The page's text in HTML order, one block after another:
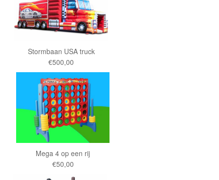
Stormbaan USA truck
€500,00
Mega 4 op een rij
€50,00